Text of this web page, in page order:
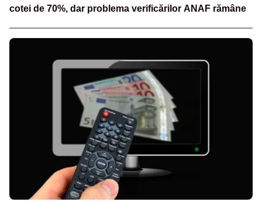
cotei de 70%, dar problema verificărilor ANAF rămâne